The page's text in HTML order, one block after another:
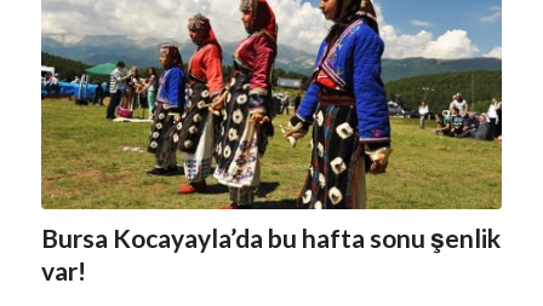
Bursa Kocayayla’da bu hafta sonu şenlik
var!